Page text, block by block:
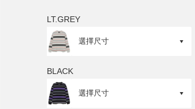
LT.GREY
BLACK